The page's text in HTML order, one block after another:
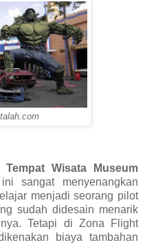
Tempat Wisata Museum
ini sangat menyenangkan
menjadi seorang pilot
sudah didesain menarik
Tetapi di Zona Flight
biaya tambahan